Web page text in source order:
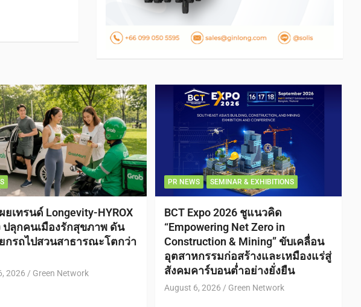
ยเทรนด์ Longevity-HYROX
ปลุกคนเมืองรักสุขภาพ ดัน
กรถไปสวนสาธารณะโตกว่า
2026 Green Network
PR NEWS SEMINAR & EXHIBITIONS
BCT Expo 2026 ชูแนวคิด
“Empowering Net Zero in
Construction & Mining” ขับเคลื่อน
อุตสาหกรรมก่อสร้างและเหมืองแร่สู่
สังคมคาร์บอนต่ำอย่างยั่งยืน
August 6, 2026 Green Network